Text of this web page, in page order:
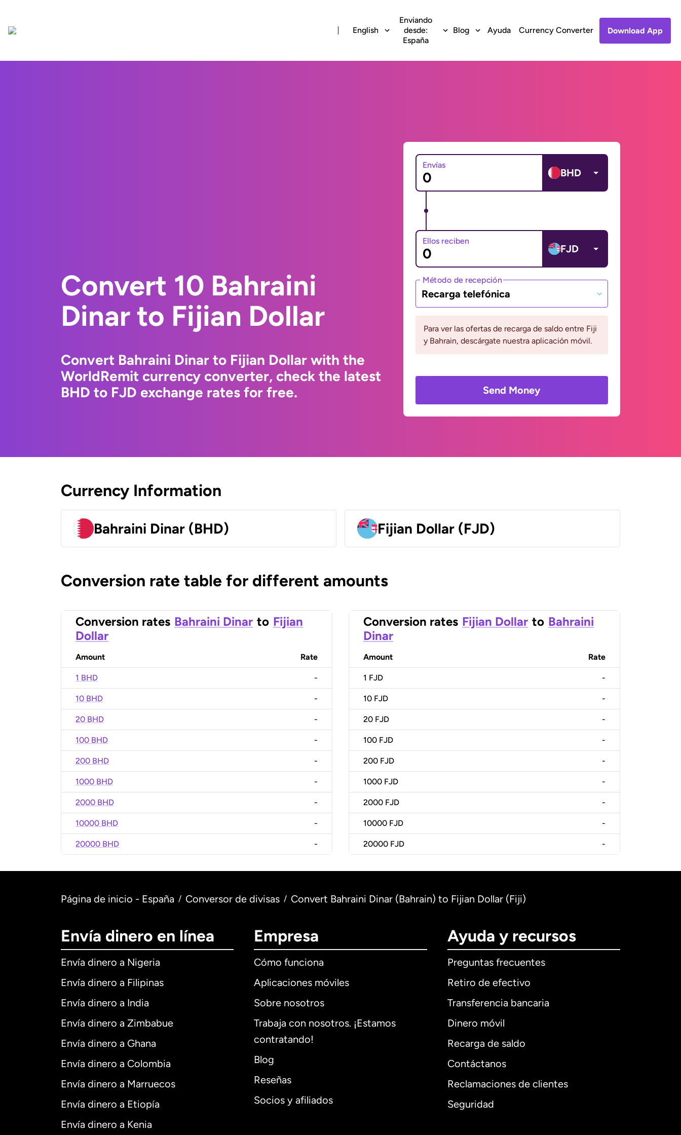
English
Enviando
desde:
España
Blog Ayuda Currency Converter Download App
Convert 10 Bahraini
Dinar to Fijian Dollar
Convert Bahraini Dinar to Fijian Dollar with the
WorldRemit currency converter, check the latest
BHD to FJD exchange rates for free.
Envías
BHD
Ellos reciben
FJD
Método de recepción
Recarga telefónica
Para ver las ofertas de recarga de saldo entre Fiji
y Bahrain, descárgate nuestra aplicación móvil.
Send Money
Currency Information
Bahraini Dinar (BHD) Fijian Dollar (FJD)
Conversion rate table for different amounts
Conversion rates Bahraini Dinar to Fijian
Dollar
Amount Rate
1 BHD -
10 BHD -
20 BHD -
100 BHD -
200 BHD -
1000 BHD -
2000 BHD -
10000 BHD -
20000 BHD -
Conversion rates Fijian Dollar to Bahraini
Dinar
Amount Rate
1 FJD -
10 FJD -
20 FJD -
100 FJD -
200 FJD -
1000 FJD -
2000 FJD -
10000 FJD -
20000 FJD -
Página de inicio - España / Conversor de divisas / Convert Bahraini Dinar (Bahrain) to Fijian Dollar (Fiji)
Envía dinero en línea
Envía dinero a Nigeria
Envía dinero a Filipinas
Envía dinero a India
Envía dinero a Zimbabue
Envía dinero a Ghana
Envía dinero a Colombia
Envía dinero a Marruecos
Envía dinero a Etiopía
Envía dinero a Kenia
Empresa
Cómo funciona
Aplicaciones móviles
Sobre nosotros
Trabaja con nosotros. ¡Estamos
contratando!
Blog
Reseñas
Socios y afiliados
Ayuda y recursos
Preguntas frecuentes
Retiro de efectivo
Transferencia bancaria
Dinero móvil
Recarga de saldo
Contáctanos
Reclamaciones de clientes
Seguridad